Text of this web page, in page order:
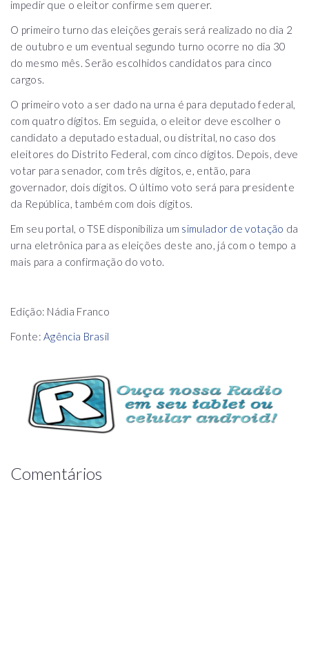
impedir que o eleitor confirme sem querer.
O primeiro turno das eleições gerais será realizado no dia 2
de outubro e um eventual segundo turno ocorre no dia 30
do mesmo mês. Serão escolhidos candidatos para cinco
cargos.
O primeiro voto a ser dado na urna é para deputado federal,
com quatro dígitos. Em seguida, o eleitor deve escolher o
candidato a deputado estadual, ou distrital, no caso dos
eleitores do Distrito Federal, com cinco dígitos. Depois, deve
votar para senador, com três dígitos, e, então, para
governador, dois dígitos. O último voto será para presidente
da República, também com dois dígitos.
Em seu portal, o TSE disponibiliza um simulador de votação da
urna eletrônica para as eleições deste ano, já com o tempo a
mais para a confirmação do voto.
Edição: Nádia Franco
Fonte:Agência Brasil
Comentários